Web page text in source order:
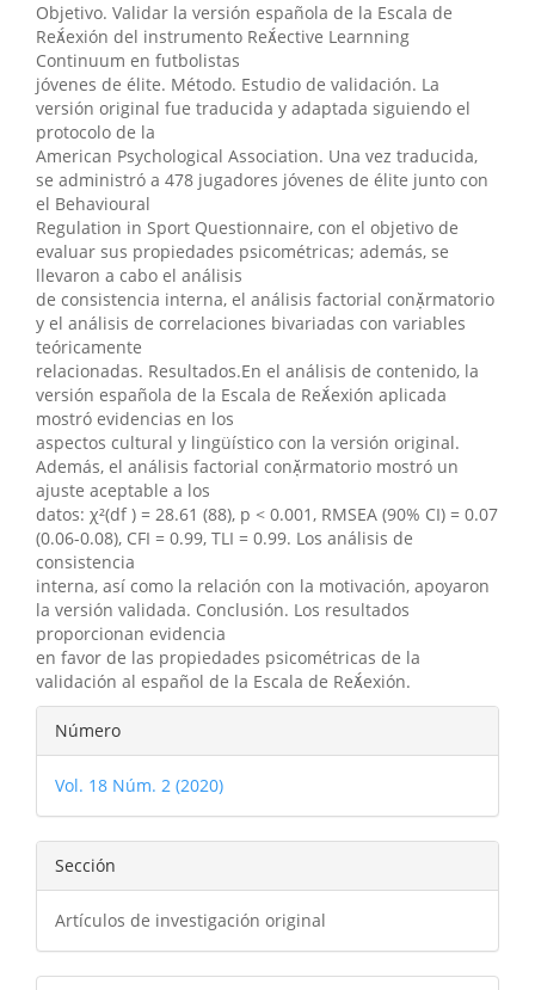
Objetivo. Validar la versión española de la Escala de
Reexión del instrumento Reective Learnning
Continuum en futbolistas
jóvenes de élite. Método. Estudio de validación. La
versión original fue traducida y adaptada siguiendo el
protocolo de la
American Psychological Association. Una vez traducida,
se administró a 478 jugadores jóvenes de élite junto con
el Behavioural
Regulation in Sport Questionnaire, con el objetivo de
evaluar sus propiedades psicométricas; además, se
llevaron a cabo el análisis
de consistencia interna, el análisis factorial conrmatorio
y el análisis de correlaciones bivariadas con variables
teóricamente
relacionadas. Resultados.En el análisis de contenido, la
versión española de la Escala de Reexión aplicada
mostró evidencias en los
aspectos cultural y lingüístico con la versión original.
Además, el análisis factorial conrmatorio mostró un
ajuste aceptable a los
datos: χ²(df ) = 28.61 (88), p < 0.001, RMSEA (90% CI) = 0.07
(0.06-0.08), CFI = 0.99, TLI = 0.99. Los análisis de
consistencia
interna, así como la relación con la motivación, apoyaron
la versión validada. Conclusión. Los resultados
proporcionan evidencia
en favor de las propiedades psicométricas de la
validación al español de la Escala de Reexión.
Detalles
del
artículo
Número
Vol. 18 Núm. 2 (2020)
Sección
Artículos de investigación original